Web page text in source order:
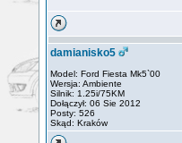
damianisko5
Model: Ford Fiesta Mk5`00
Wersja: Ambiente
Silnik: 1.25i/75KM
Dołączył: 06 Sie 2012
Posty: 526
Skąd: Kraków